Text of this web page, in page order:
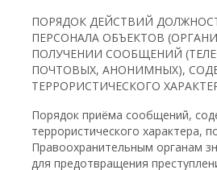
ПОРЯДОК ДЕЙСТВИЙ
ПЕРСОНАЛА ОБЪЕКТОВ
ПОЛУЧЕНИИ СООБЩЕНИЙ
ПОЧТОВЫХ, АНОНИМНЫХ),
ТЕРРОРИСТИЧЕСКОГО
Порядок приёма сообщений,
террористического характера,
Правоохранительным органам
для предотвращения